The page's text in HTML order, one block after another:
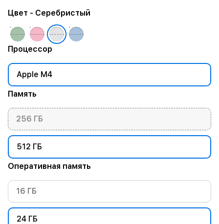
Процессор
Apple M4
Память
256 ГБ
512 ГБ
Цвет - Серебристый
Оперативная память
16 ГБ
24 ГБ